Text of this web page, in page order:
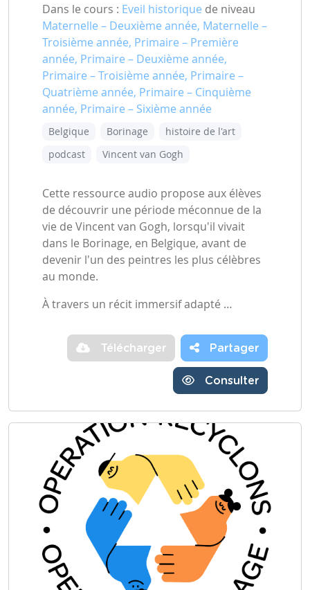
Dans le cours : Eveil historique de niveau
Maternelle – Deuxième année, Maternelle –
Troisième année, Primaire – Première
année, Primaire – Deuxième année,
Primaire – Troisième année, Primaire –
Quatrième année, Primaire – Cinquième
année, Primaire – Sixième année
Belgique Borinage
histoire de l'art
podcast
Vincent van Gogh
Cette ressource audio propose aux élèves
de découvrir une période méconnue de la
vie de Vincent van Gogh, lorsqu'il vivait
dans le Borinage, en Belgique, avant de
devenir l'un des peintres les plus célèbres
au monde.
À travers un récit immersif adapté …
Télécharger Partager
Consulter